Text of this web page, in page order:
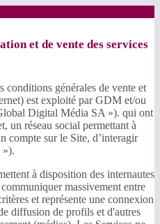
et de vente des services
conditions générales de vente et
est exploité par GDM et/ou
Digital Média SA »). qui ont
un réseau social permettant à
compte sur le Site, d’interagir
»).
à disposition des internautes
massivement entre
et représente une connexion
diffusion de profils et d'autres